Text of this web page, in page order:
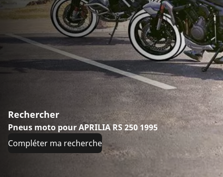
Rechercher
Pneus moto pour APRILIA RS 250 1995
Compléter ma recherche